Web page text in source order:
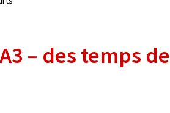
– des temps de